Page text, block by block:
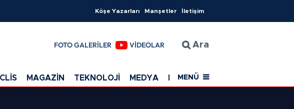
Köşe Yazarları Manşetler İletişim
FOTO GALERİLER VİDEOLAR Ara
MAGAZİN TEKNOLOJİ MEDYA EĞİTİM SAĞLIK
MENÜ